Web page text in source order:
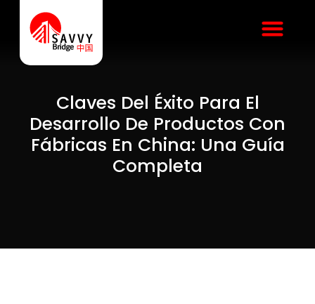
Claves Del Éxito Para El
Desarrollo De Productos Con
Fábricas En China: Una Guía
Completa